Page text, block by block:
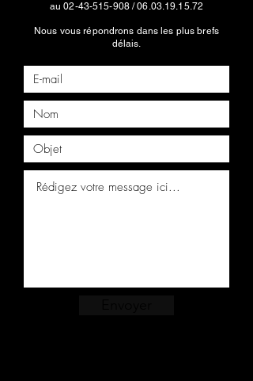
au02-43-515-908/06.03.19.15.72
Nous vous répondrons dans les plus brefs
délais.